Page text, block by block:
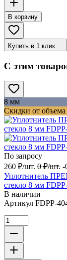
В корзину
Купить в 1 клик
С этим
8 мм
Скидки от объема
По запросу
260 ₽/шт. 0 ₽/шт. -
Уплотнитель
стекло 8 мм
В наличии
Артикул FDPP-